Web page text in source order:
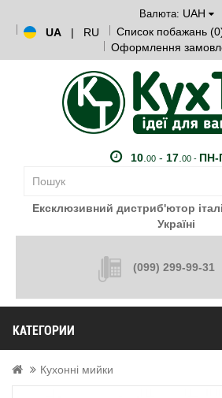
Валюта: UAH
UA
| RU Список побажань
Оформлення
10. 00- 17. 00 - ПН-
Ексклюзивний дистриб'ютор
Україні
(099) 299-99-31
КАТЕГОРИИ
Кухонні мийки